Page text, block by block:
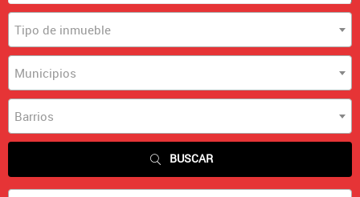
Tipo de inmueble
Municipios
Barrios
BUSCAR